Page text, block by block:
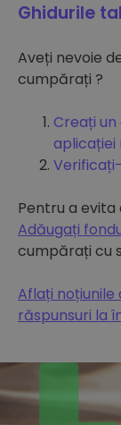
Ghidurile
Aveți nevoie
cumpărați ?
Creați
aplicației
Pentru a
Adăugați
cumpărați cu
Aflați noțiunile
răspunsuri la